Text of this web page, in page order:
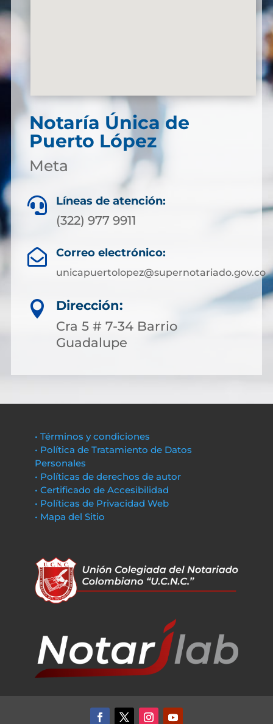
Notaría Única de
Puerto López
Meta
 Líneas de atención:
(322) 977 9911
 Correo electrónico:
unicapuertolopez@supernotariado.gov.co

Dirección:
Cra 5 # 7-34 Barrio
Guadalupe
• Términos y condiciones
• Política de Tratamiento de Datos
Personales
• Políticas de derechos de autor
• Certificado de Accesibilidad
• Políticas de Privacidad Web
• Mapa del Sitio